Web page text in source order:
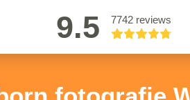
9.5 7742 reviews